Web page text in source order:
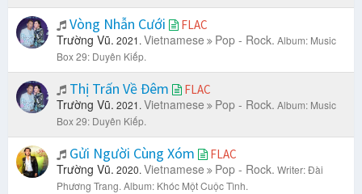
Vòng Nhẫn Cưới FLAC
Trường Vũ. 2021. Vietnamese Pop - Rock. Album: Music
Box 29: Duyên Kiếp.
Thị Trấn Về Đêm FLAC
Trường Vũ. 2021. Vietnamese Pop - Rock. Album: Music
Box 29: Duyên Kiếp.
Gửi Người Cùng Xóm FLAC
Trường Vũ. 2020. Vietnamese Pop - Rock. Writer: Đài
Phương Trang. Album: Khóc Một Cuộc Tình.